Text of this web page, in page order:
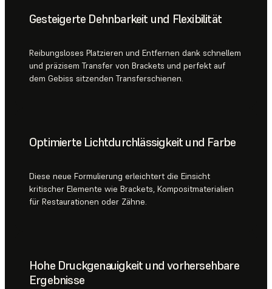
Gesteigerte Dehnbarkeit und Flexibilität
Reibungsloses Platzieren und Entfernen dank schnellem
und präzisem Transfer von Brackets und perfekt auf
dem Gebiss sitzenden Transferschienen.
Optimierte Lichtdurchlässigkeit und Farbe
Diese neue Formulierung erleichtert die Einsicht
kritischer Elemente wie Brackets, Kompositmaterialien
für Restaurationen oder Zähne.
Hohe Druckgenauigkeit und vorhersehbare
Ergebnisse